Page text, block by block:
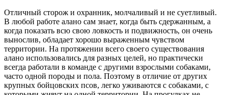
Отличный сторож и охранник, молчаливый и не суетливый.
В любой работе алано сам знает, когда быть сдержанным, а
когда показать всю свою ловкость и подвижность, он очень
вынослив, обладает хорошо выраженным чувством
территории. На протяжении всего своего существования
алано использовались для разных целей, но практически
всегда работали в команде с другими взрослыми собаками,
часто одной породы и пола. Поэтому в отличие от других
крупных бойцовских псов, легко уживаются с собаками, с